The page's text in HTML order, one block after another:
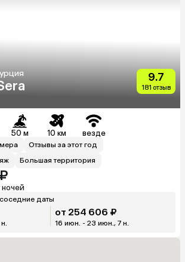
9.7
181 отзыв
50 м 10 км везде
Отзывы за этот год
Большая территория
даты
от 254 606 ₽
16 июн. - 23 июн., 7 н.